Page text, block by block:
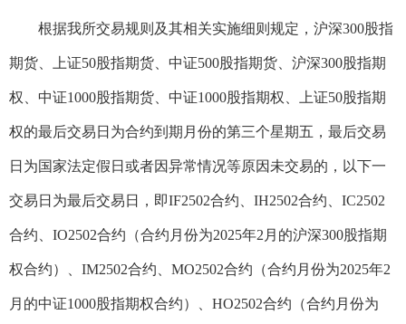
根据我所交易规则及其相关实施细则规定，沪深300股指
期货、上证50股指期货、中证500股指期货、沪深300股指期
权、中证1000股指期货、中证1000股指期权、上证50股指期
权的最后交易日为合约到期月份的第三个星期五，最后交易
日为国家法定假日或者因异常情况等原因未交易的，以下一
交易日为最后交易日，即IF2502合约、IH2502合约、IC2502
合约、IO2502合约（合约月份为2025年2月的沪深300股指期
权合约）、IM2502合约、MO2502合约（合约月份为2025年2
月的中证1000股指期权合约）、HO2502合约（合约月份为